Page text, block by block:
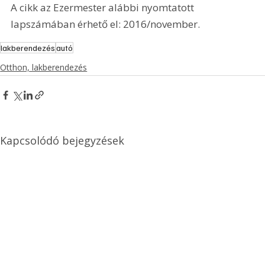
A cikk az Ezermester alábbi nyomtatott
lapszámában érhető el: 2016/november.
lakberendezésautó
Otthon, lakberendezés
Kapcsolódó bejegyzések